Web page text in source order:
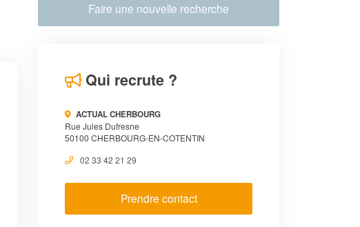
Faire une nouvelle recherche
Qui recrute ?
ACTUAL CHERBOURG
Rue Jules Dufresne
50100 CHERBOURG-EN-COTENTIN
02 33 42 21 29
Prendre contact